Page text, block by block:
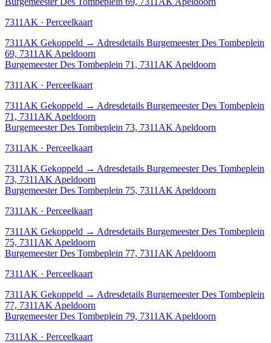
7311AK · Perceelkaart
7311AK Gekoppeld → Adresdetails Burgemeester Des Tombeplein
69, 7311AK Apeldoorn
Burgemeester Des Tombeplein 71, 7311AK Apeldoorn
7311AK · Perceelkaart
7311AK Gekoppeld → Adresdetails Burgemeester Des Tombeplein
71, 7311AK Apeldoorn
Burgemeester Des Tombeplein 73, 7311AK Apeldoorn
7311AK · Perceelkaart
7311AK Gekoppeld → Adresdetails Burgemeester Des Tombeplein
73, 7311AK Apeldoorn
Burgemeester Des Tombeplein 75, 7311AK Apeldoorn
7311AK · Perceelkaart
7311AK Gekoppeld → Adresdetails Burgemeester Des Tombeplein
75, 7311AK Apeldoorn
Burgemeester Des Tombeplein 77, 7311AK Apeldoorn
7311AK · Perceelkaart
7311AK Gekoppeld → Adresdetails Burgemeester Des Tombeplein
77, 7311AK Apeldoorn
Burgemeester Des Tombeplein 79, 7311AK Apeldoorn
7311AK · Perceelkaart